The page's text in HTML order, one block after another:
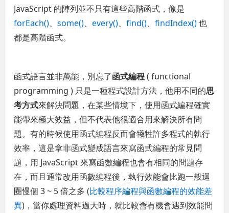
JavaScript 的陣列並不只有這些高階函式，像是
forEach()、some()、every()、find()、findIndex()也
都是高階函式。
函式語言並非萬能，別忘了函式編程( functional
programming ) 只是一種程式設計方法，他用不同的思
考方式來解決問題，在某些情境下，使用函式編程確實
能帶來極大效益，但不代表他很適合用來解決所有問
題。有的時候使用函式編程反而會犧牲許多程式的執行
效率，這是拿非函式變成語言來寫函式編程的常見問
題，用 JavaScript 來寫函數編程也會有相同的問題存
在，而且通常改用函數編程後，執行效能會比跑一般迴
圈慢個 3 ~ 5 倍之多 (比較程序編程與函數編程的效能差
異)，當你處理資料過大時，就比較會有機會遇到效能問